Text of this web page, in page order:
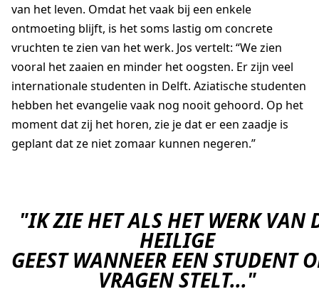
van het leven. Omdat het vaak bij een enkele
ontmoeting blijft, is het soms lastig om concrete
vruchten te zien van het werk. Jos vertelt: “We zien
vooral het zaaien en minder het oogsten. Er zijn veel
internationale studenten in Delft. Aziatische studenten
hebben het evangelievaak nog nooit gehoord. Op het
moment dat zij het horen, zie je dat er een zaadje is
geplantdat ze niet zomaar kunnen negeren.”
"IK ZIE HET ALS HET WERK VAN
HEILIGE
GEEST WANNEER EEN STUDENT
VRAGEN STELT..."